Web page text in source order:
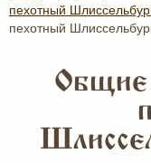
пехотный
пехотный
Общие